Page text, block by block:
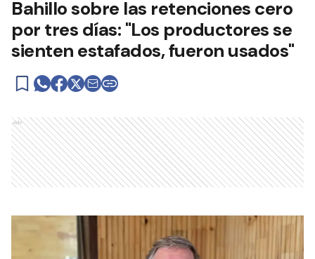
Bahillo sobre las retenciones cero
por tres días: "Los productores se
sienten estafados, fueron usados"
Ads